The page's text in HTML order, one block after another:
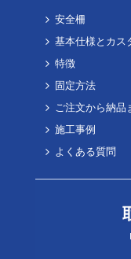
安全柵
基本仕様とカス
特徴
固定方法
ご注文から納品
施工事例
よくある質問